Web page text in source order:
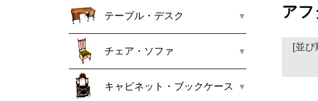
テーブル・デスク
チェア・ソファ
キャビネット・ブックケース
ア
[並